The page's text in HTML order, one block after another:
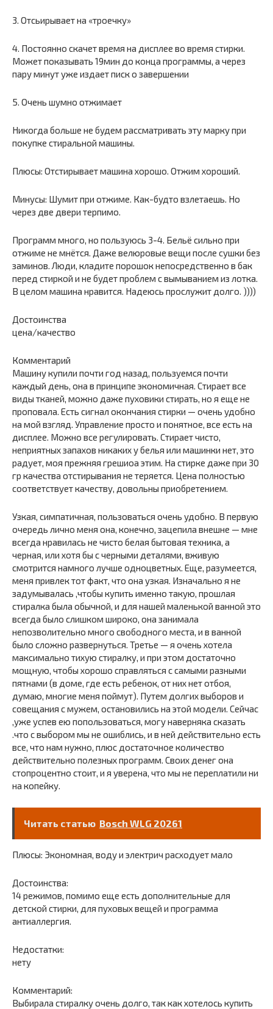
3. Отсьирывает на «троечку»
4. Постоянно скачет время на дисплее во время стирки.
Может показывать 19мин до конца программы, а через
пару минут уже издает писк о завершении
5. Очень шумно отжимает
Никогда больше не будем рассматривать эту марку при
покупке стиральной машины.
Плюсы: Отстирывает машина хорошо. Отжим хороший.
Минусы: Шумит при отжиме. Как-будто взлетаешь. Но
через две двери терпимо.
Программ много, но пользуюсь 3-4. Бельё сильно при
отжиме не мнётся. Даже велюровые вещи после сушки без
заминов. Люди, кладите порошок непосредственно в бак
перед стиркой и не будет проблем с вымыванием из лотка.
В целом машина нравится. Надеюсь прослужит долго. ))))
Достоинства
цена/качество
Комментарий
Машину купили почти год назад, пользуемся почти
каждый день, она в принципе экономичная. Стирает все
виды тканей, можно даже пуховики стирать, но я еще не
проповала. Есть сигнал окончания стирки — очень удобно
на мой взгляд. Управление просто и понятное, все есть на
дисплее. Можно все регулировать. Стирает чисто,
неприятных запахов никаких у белья или машинки нет, это
радует, моя прежняя грешиоа этим. На стирке даже при 30
гр качества отстирывания не теряется. Цена полностью
соответствует качеству, довольны приобретением.
Узкая, симпатичная, пользоваться очень удобно. В первую
очередь лично меня она, конечно, зацепила внешне — мне
всегда нравилась не чисто белая бытовая техника, а
черная, или хотя бы с черными деталями, вживую
смотрится намного лучше одноцветных. Еще, разумеется,
меня привлек тот факт, что она узкая. Изначально я не
задумывалась ,чтобы купить именно такую, прошлая
стиралка была обычной, и для нашей маленькой ванной это
всегда было слишком широко, она занимала
непозволительно много свободного места, и в ванной
было сложно развернуться. Третье — я очень хотела
максимально тихую стиралку, и при этом достаточно
мощную, чтобы хорошо справляться с самыми разными
пятнами (в доме, где есть ребенок, от них нет отбоя,
думаю, многие меня поймут). Путем долгих выборов и
совещания с мужем, остановились на этой модели. Сейчас
,уже успев ею попользоваться, могу наверняка сказать
.что с выбором мы не ошиблись, и в ней действительно есть
все, что нам нужно, плюс достаточное количество
действительно полезных программ. Своих денег она
стопроцентно стоит, и я уверена, что мы не переплатили ни
на копейку.
Читать статью Bosch WLG 20261
Плюсы: Экономная, воду и электрич расходует мало
Достоинства:
14 режимов, помимо еще есть дополнительные для
детской стирки, для пуховых вещей и программа
антиаллергия.
Недостатки:
нету
Комментарий:
Выбирала стиралку очень долго, так как хотелось купить